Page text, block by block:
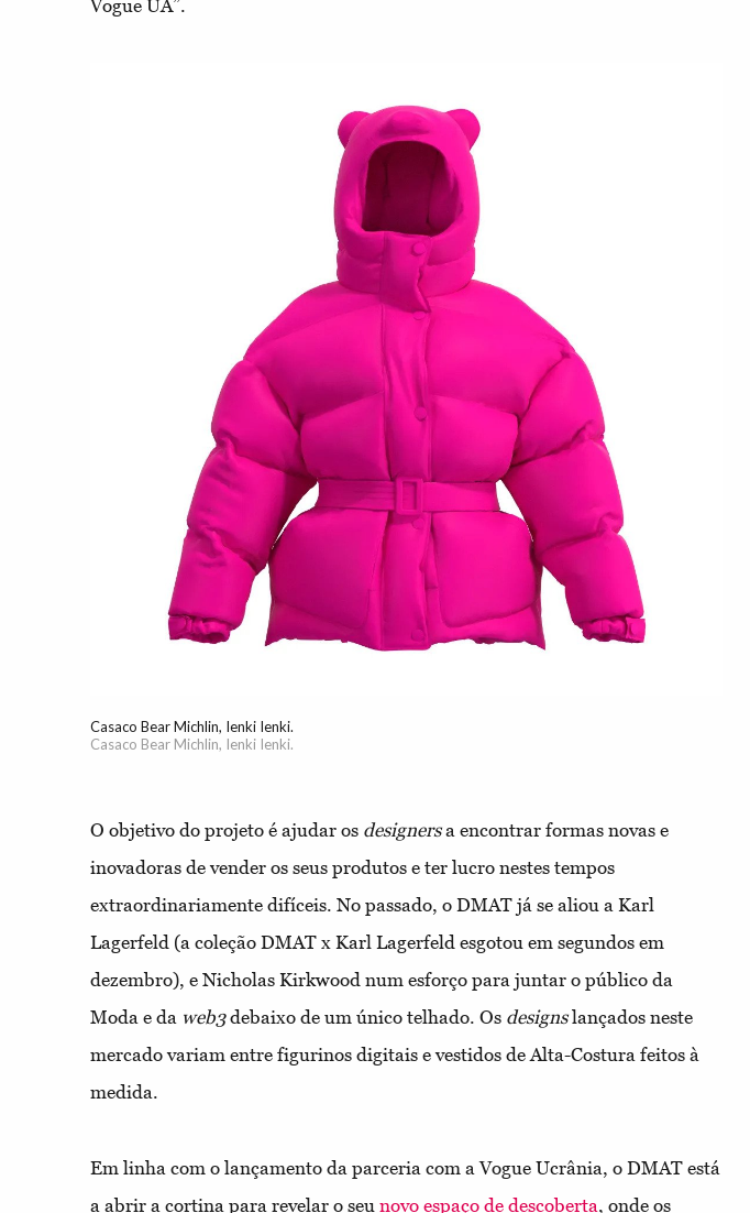
Vogue UA”.
Casaco Bear Michlin, Ienki Ienki.
Casaco Bear Michlin, Ienki Ienki.
O objetivo do projeto é ajudar os designersa encontrar formas novas e
inovadoras de vender os seus produtos e ter lucro nestes tempos
extraordinariamente difíceis. No passado, o DMAT já se aliou a Karl
Lagerfeld (a coleção DMAT x Karl Lagerfeld esgotou em segundos em
dezembro), e Nicholas Kirkwood num esforço para juntar o público da
Moda e da web3debaixo de um único telhado. Os designslançados neste
mercado variam entre figurinos digitais e vestidos de Alta-Costura feitos à
medida.
Em linha com o lançamento da parceria com a Vogue Ucrânia, o DMAT está
a abrir a cortina para revelar o seu novo espaço de descoberta, onde os